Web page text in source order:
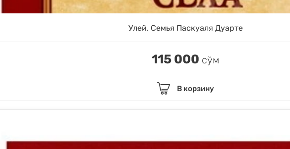
Улей. Семья Паскуаля Дуарте
115 000 сўм
В корзину